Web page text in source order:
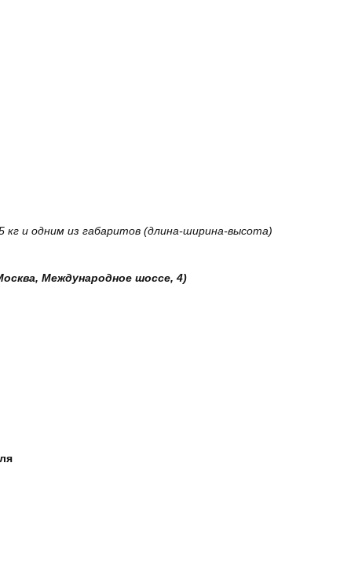
и одним из габаритов (длина-ширина-высота)
Международное шоссе, 4)